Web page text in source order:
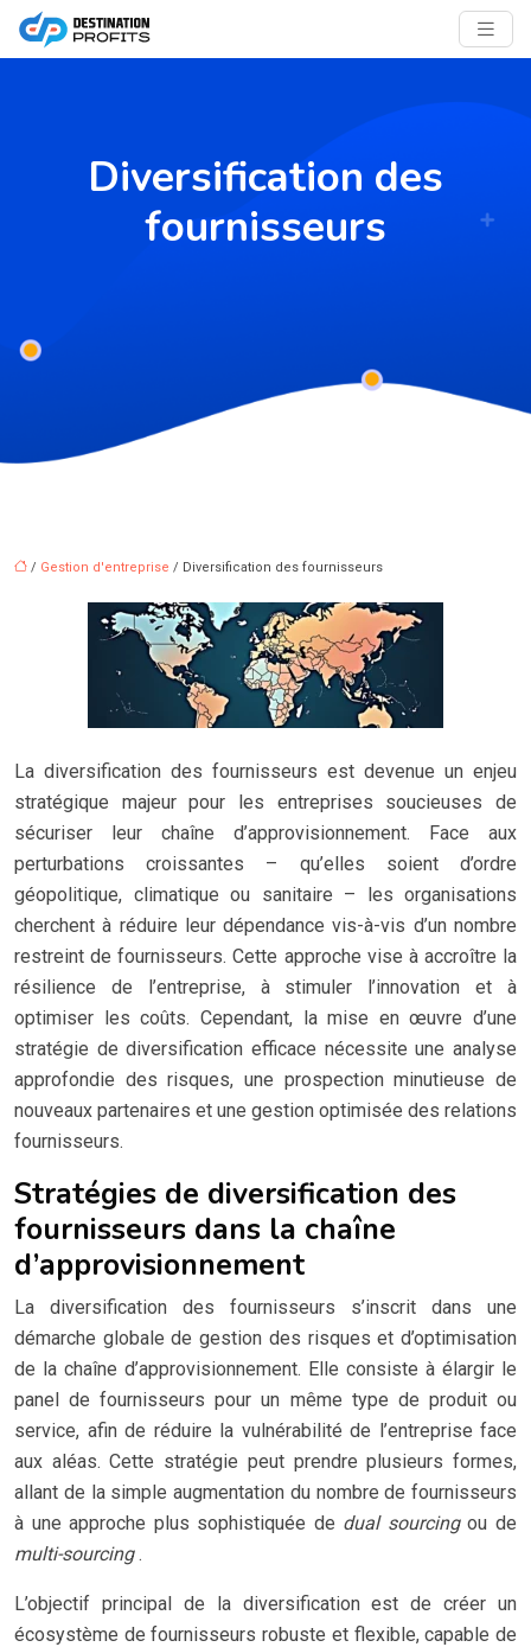
Diversification des
fournisseurs
/ Gestion d'entreprise / Diversification des fournisseurs
La diversification des fournisseurs est devenue un enjeu
stratégique majeur pour les entreprises soucieuses de
sécuriser leur chaîne d’approvisionnement. Face aux
perturbations croissantes – qu’elles soient d’ordre
géopolitique, climatique ou sanitaire – les organisations
cherchent à réduire leur dépendance vis-à-vis d’un nombre
restreint de fournisseurs. Cette approche vise à accroître la
résilience de l’entreprise, à stimuler l’innovation et à
optimiser les coûts. Cependant, la mise en œuvre d’une
stratégie de diversification efficace nécessite une analyse
approfondie des risques, une prospection minutieuse de
nouveaux partenaires et une gestion optimisée des relations
fournisseurs.
Stratégies de diversification des
fournisseurs dans la chaîne
d’approvisionnement
La diversification des fournisseurs s’inscrit dans une
démarche globale de gestion des risques et d’optimisation
de la chaîne d’approvisionnement. Elle consiste à élargir le
panel de fournisseurs pour un même type de produit ou
service, afin de réduire la vulnérabilité de l’entreprise face
aux aléas. Cette stratégie peut prendre plusieurs formes,
allant de la simple augmentation du nombre de fournisseurs
à une approche plus sophistiquée de dual sourcingou de
multi-sourcing.
L’objectif principal de la diversification est de créer un
écosystème de fournisseurs robuste et flexible, capable de